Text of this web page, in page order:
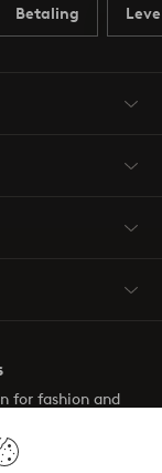
Betaling
for fashion and
is here!